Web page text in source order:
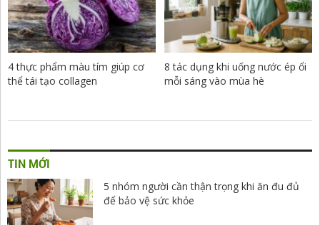
4 thực phẩm màu tím giúp cơ
thể tái tạo collagen
8 tác dụng khi uống nước ép ổi
mỗi sáng vào mùa hè
TIN MỚI
5 nhóm người cần thận trọng khi ăn đu đủ
để bảo vệ sức khỏe